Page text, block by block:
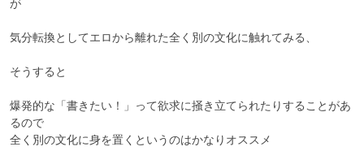
が
気分転換としてエロから離れた全く別の文化に触れてみる、
そうすると
爆発的な「書きたい！」って欲求に掻き立てられたりすることがあ
るので
全く別の文化に身を置くというのはかなりオススメ